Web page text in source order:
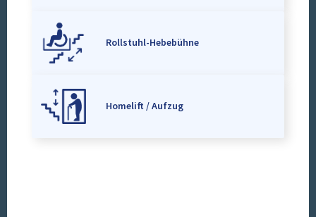
Rollstuhl-Hebebühne
Homelift / Aufzug